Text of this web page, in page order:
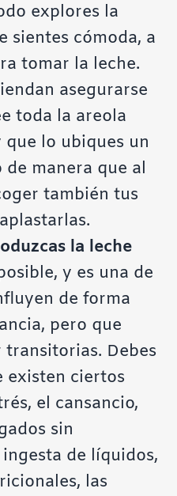
explores la
sientes cómoda, a
tomar la leche.
asegurarse
toda la areola
lo ubiques un
manera que al
también tus
la leche
y es una de
de forma
pero que
Debes
existen ciertos
el cansancio,
sin
de líquidos,
las